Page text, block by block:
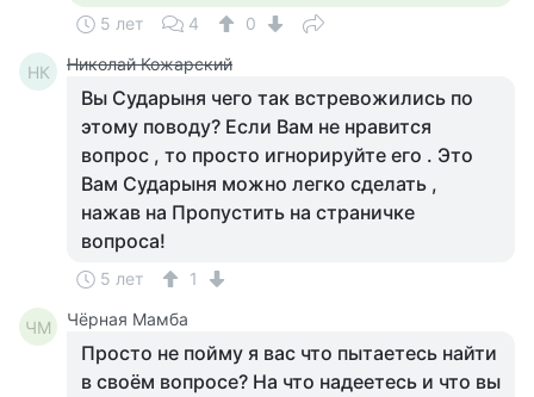
5 лет 4 0
НК Николай Кожарский
Вы Сударыня чего так встревожились по
этому поводу? Если Вам не нравится
вопрос , то просто игнорируйте его . Это
Вам Сударыня можно легко сделать ,
нажав на Пропустить на страничке
вопроса!
5 лет 1
ЧМ Чёрная Мамба
Просто не пойму я вас что пытаетесь найти
в своём вопросе? На что надеетесь и что вы